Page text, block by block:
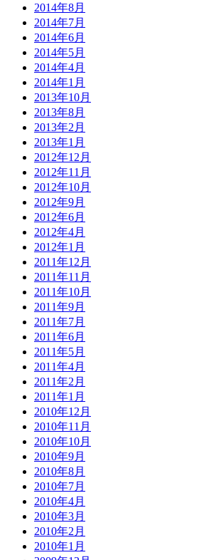
2014年8月
2014年7月
2014年6月
2014年5月
2014年4月
2014年1月
2013年10月
2013年8月
2013年2月
2013年1月
2012年12月
2012年11月
2012年10月
2012年9月
2012年6月
2012年4月
2012年1月
2011年12月
2011年11月
2011年10月
2011年9月
2011年7月
2011年6月
2011年5月
2011年4月
2011年2月
2011年1月
2010年12月
2010年11月
2010年10月
2010年9月
2010年8月
2010年7月
2010年4月
2010年3月
2010年2月
2010年1月